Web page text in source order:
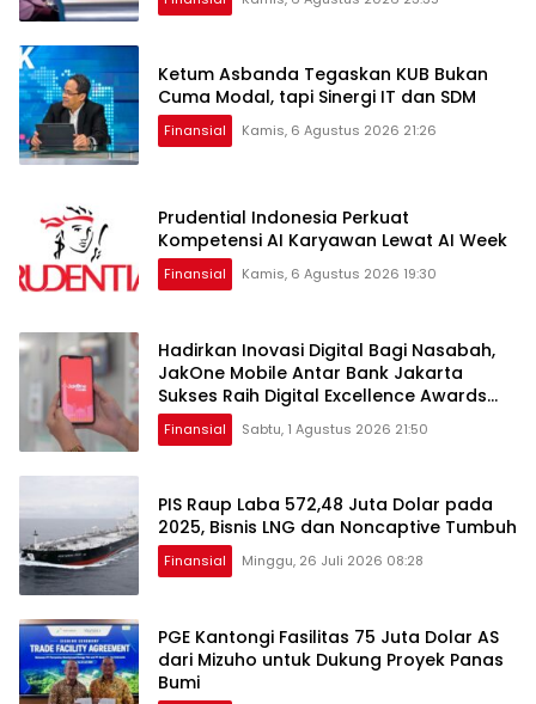
Ketum Asbanda Tegaskan KUB Bukan
Cuma Modal, tapi Sinergi IT dan SDM
Finansial Kamis, 6 Agustus 2026 21:26
Prudential Indonesia Perkuat
Kompetensi AI Karyawan Lewat AI Week
Finansial Kamis, 6 Agustus 2026 19:30
Hadirkan Inovasi Digital Bagi Nasabah,
JakOne Mobile Antar Bank Jakarta
Sukses Raih Digital Excellence Awards
2026
Finansial Sabtu, 1 Agustus 2026 21:50
PIS Raup Laba 572,48 Juta Dolar pada
2025, Bisnis LNG dan Noncaptive Tumbuh
Finansial Minggu, 26 Juli 2026 08:28
PGE Kantongi Fasilitas 75 Juta Dolar AS
dari Mizuho untuk Dukung Proyek Panas
Bumi